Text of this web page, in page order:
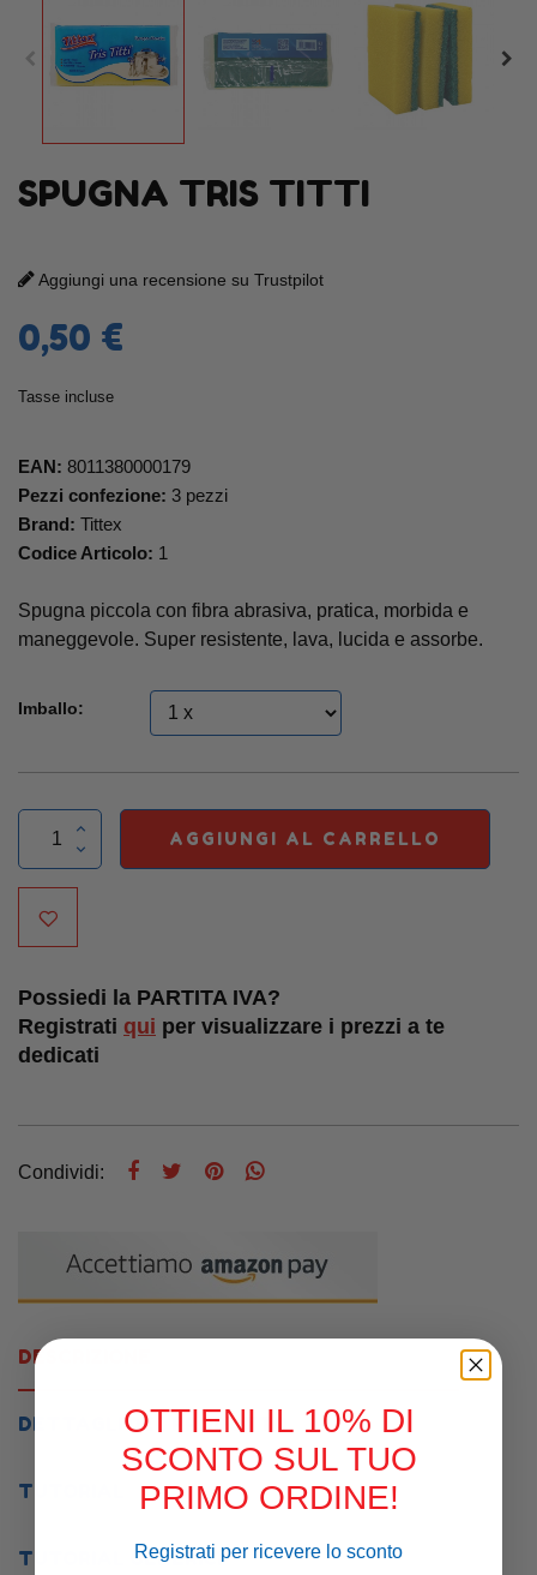
SPUGNA TRIS TITTI
Aggiungi una recensione su Trustpilot
0,50 €
Tasse incluse
EAN: 8011380000179
Pezzi confezione: 3 pezzi
Brand: Tittex
Codice Articolo: 1
Spugna piccola con fibra abrasiva, pratica, morbida e
maneggevole. Super resistente, lava, lucida e assorbe.
Imballo:
AGGIUNGI AL CARRELLO
Possiedi la PARTITA IVA?
Registrati qui per visualizzare i prezzi a te
dedicati
Condividi:
DESCRIZIONE
DETTAGLI DEL PRODOTTO
TUTORIAL
TUTORIAL GENERICI
OTTIENI IL 10% DI
SCONTO SUL TUO
PRIMO ORDINE!
Registrati per ricevere lo sconto